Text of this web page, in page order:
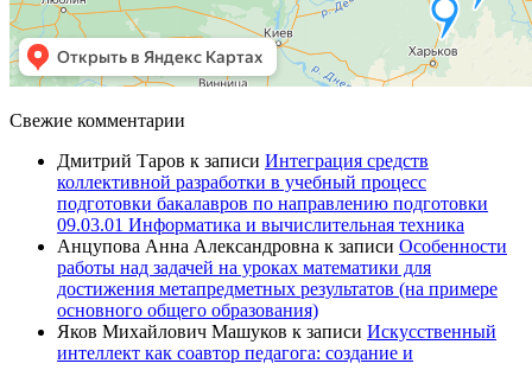
Свежие комментарии
Дмитрий Таров к записи Интеграция средств
коллективной разработки в учебный процесс
подготовки бакалавров по направлению подготовки
09.03.01 Информатика и вычислительная техника
Анцупова Анна Александровна к записи Особенности
работы над задачей на уроках математики для
достижения метапредметных результатов (на примере
основного общего образования)
Яков Михайлович Машуков к записи Искусственный
интеллект как соавтор педагога: создание и